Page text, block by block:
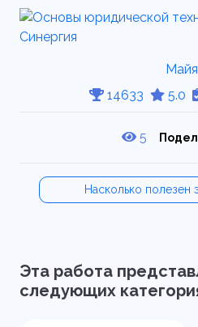
Майя
14633
5.0
5
Насколько полезен
Эта работа
следующих